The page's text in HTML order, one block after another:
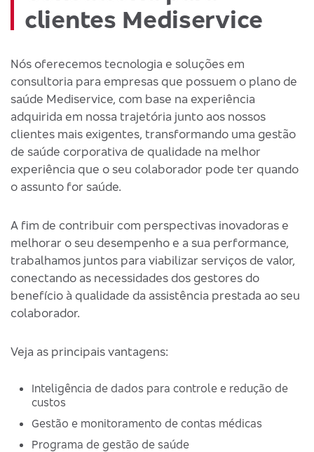
clientes Mediservice
Nós oferecemos tecnologia e soluções em
consultoria para empresas que possuem o plano de
saúde Mediservice, com base na experiência
adquirida em nossa trajetória junto aos nossos
clientes mais exigentes, transformando uma gestão
de saúde corporativa de qualidade na melhor
experiência que o seu colaborador pode ter quando
o assunto for saúde.
A fim de contribuir com perspectivas inovadoras e
melhorar o seu desempenho e a sua performance,
trabalhamos juntos para viabilizar serviços de valor,
conectando as necessidades dos gestores do
benefício à qualidade da assistência prestada ao seu
colaborador.
Veja as principais vantagens:
Inteligência de dados para controle e redução de
custos
Gestão e monitoramento de contas médicas
Programa de gestão de saúde